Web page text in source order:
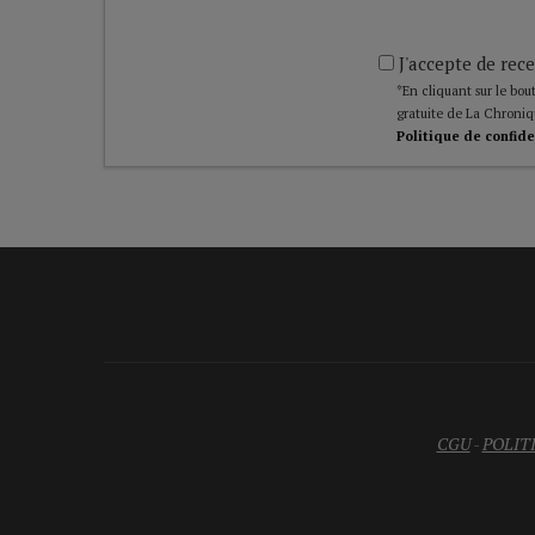
J'accepte de
*En cliquant sur le
gratuite de La
Politique de
CGU-